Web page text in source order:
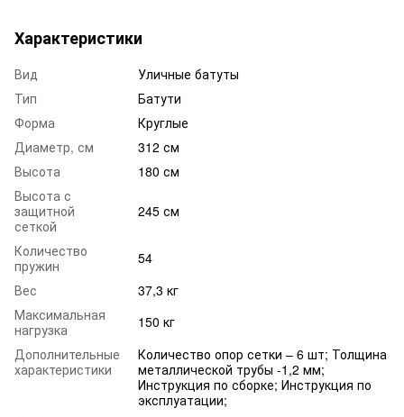
Характеристики
Вид
Уличные батуты
Тип
Батути
Форма
Круглые
Диаметр, см
312 см
Высота
180 см
Высота с
защитной
сеткой
245 см
Количество
пружин
54
Вес
37,3 кг
Максимальная
нагрузка
150 кг
Дополнительные
характеристики
Количество опор сетки – 6 шт; Толщина
металлической трубы -1,2 мм;
Инструкция по сборке; Инструкция по
эксплуатации;